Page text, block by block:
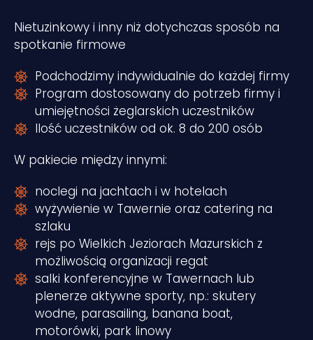
Nietuzinkowy i inny niż dotychczas sposób na
spotkanie firmowe
Podchodzimy indywidualnie do każdej firmy
Program dostosowany do potrzeb firmy i
umiejętności żeglarskich uczestników
Ilość uczestników od ok. 8 do 200 osób
W pakiecie między innymi:
noclegi na jachtach i w hotelach
wyżywienie w Tawernie oraz catering na
szlaku
rejs po Wielkich Jeziorach Mazurskich z
możliwością organizacji regat
salki konferencyjne w Tawernach lub
plenerze aktywne sporty, np.: skutery
wodne, parasailing, banana boat,
motorówki, park linowy